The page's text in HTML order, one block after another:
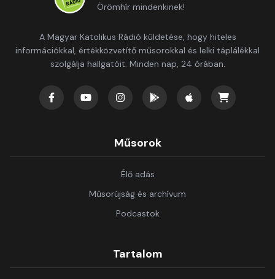
Örömhír mindenkinek!
A Magyar Katolikus Rádió küldetése, hogy hiteles
információkkal, értékközvetítő műsorokkal és lelki táplálékkal
szolgálja hallgatóit. Minden nap, 24 órában.
Műsorok
Élő adás
Műsorújság és archívum
Podcastok
Tartalom